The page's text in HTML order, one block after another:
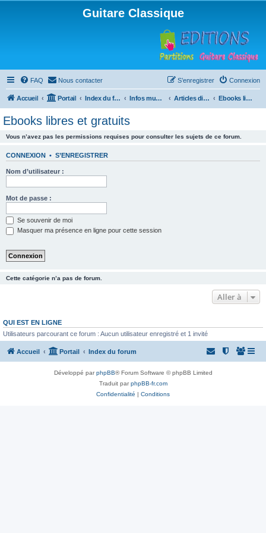
Guitare Classique
FAQ Nous contacter Connexion
S’enregistrer
Accueil Portail Index du forum Infos musicales Articles divers Ebooks libres et gratuits
Ebooks libres et gratuits
Vous n’avez pas les permissions requises pour consulter les sujets de ce forum.
CONNEXION • S’ENREGISTRER
Nom d’utilisateur :
Mot de passe :
Se souvenir de moi
Masquer ma présence en ligne pour cette session
Cette catégorie n’a pas de forum.
Aller à
QUI EST EN LIGNE
Utilisateurs parcourant ce forum : Aucun utilisateur enregistré et 1 invité
Accueil Portail Index du forum
Développé parphpBB® Forum Software © phpBB Limited
Traduit parphpBB-fr.com
Confidentialité | Conditions